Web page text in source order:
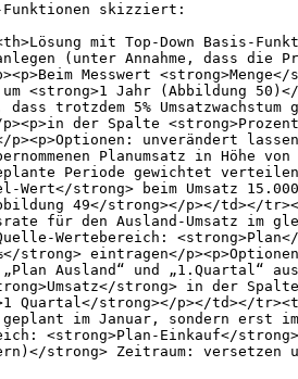
skizziert:
mit Top-Down Basis-
(unter Annahme, dass die
Messwert
<strong>1 Jahr (Abbildung
trotzdem 5%
der Spalte
p><p>Optionen: unverändert
Planumsatz in Höhe
Periode gewichtet
strong> beim Umsatz
49</strong></p></td></
für den Ausland-Umsatz im
Wertebereich:
strong> eintragen</
Ausland“ und „1.Quartal“
strong> in der
strong></p></td></
im Januar, sondern erst im
<strong>Plan-Einkauf</
strong> Zeitraum: versetzen